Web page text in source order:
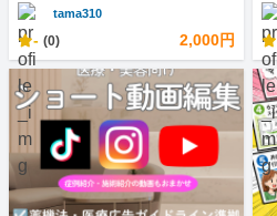
tama310
- (0) 2,000円